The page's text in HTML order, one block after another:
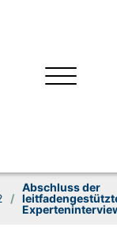
/
Abschluss der